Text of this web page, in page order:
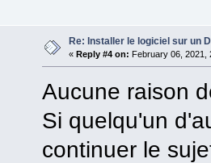
Re: Installer le logiciel sur un
« Reply #4 on: February 06, 2021,
Aucune raison
Si quelqu'un
continuer le